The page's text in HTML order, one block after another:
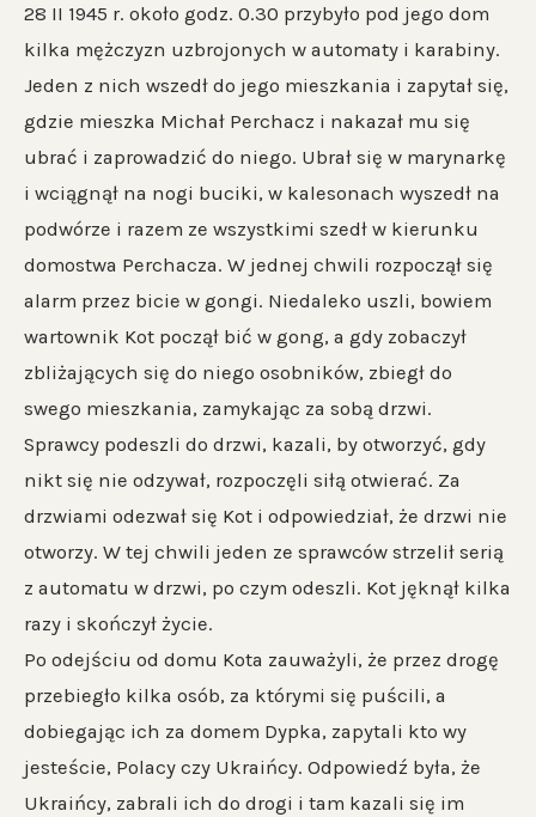
28 II 1945 r. około godz. 0.30 przybyło pod jego dom
kilka mężczyzn uzbrojonych w automaty i karabiny.
Jeden z nich wszedł do jego mieszkania i zapytał się,
gdzie mieszka Michał Perchacz i nakazał mu się
ubrać i zaprowadzić do niego. Ubrał się w marynarkę
i wciągnął na nogi buciki, w kalesonach wyszedł na
podwórze i razem ze wszystkimi szedł w kierunku
domostwa Perchacza. W jednej chwili rozpoczął się
alarm przez bicie w gongi. Niedaleko uszli, bowiem
wartownik Kot począł bić w gong, a gdy zobaczył
zbliżających się do niego osobników, zbiegł do
swego mieszkania, zamykając za sobą drzwi.
Sprawcy podeszli do drzwi, kazali, by otworzyć, gdy
nikt się nie odzywał, rozpoczęli siłą otwierać. Za
drzwiami odezwał się Kot i odpowiedział, że drzwi nie
otworzy. W tej chwili jeden ze sprawców strzelił serią
z automatu w drzwi, po czym odeszli. Kot jęknął kilka
razy i skończył życie.
Po odejściu od domu Kota zauważyli, że przez drogę
przebiegło kilka osób, za którymi się puścili, a
dobiegając ich za domem Dypka, zapytali kto wy
jesteście, Polacy czy Ukraińcy. Odpowiedź była, że
Ukraińcy, zabrali ich do drogi i tam kazali się im